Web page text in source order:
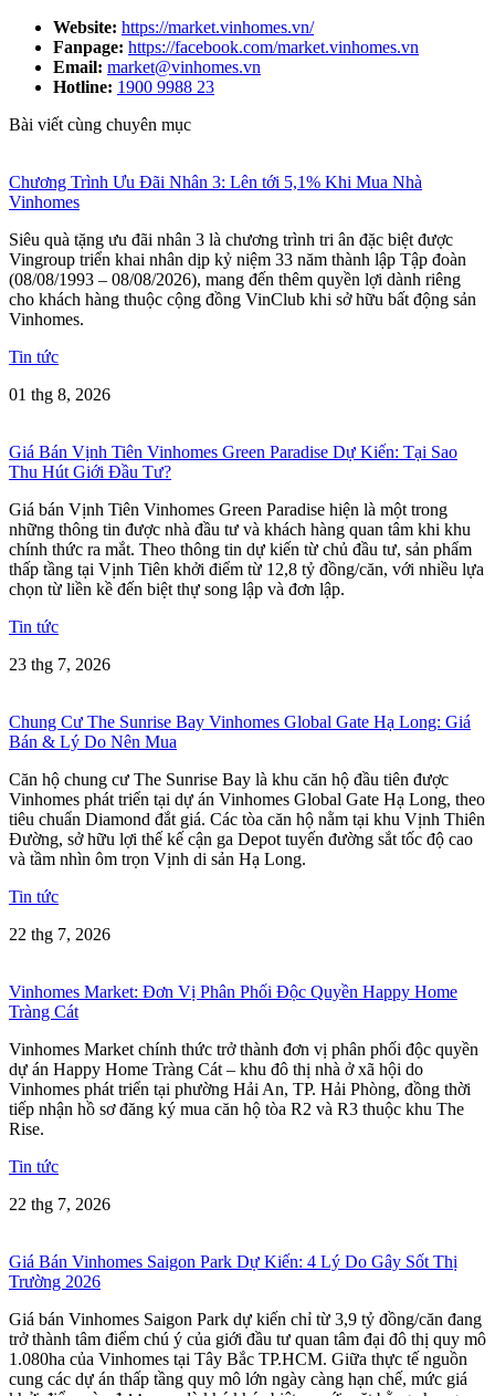
Website: https://market.vinhomes.vn/
Fanpage: https://facebook.com/market.vinhomes.vn
Email: market@vinhomes.vn
Hotline: 1900 9988 23
Bài viết cùng chuyên mục
Chương Trình Ưu Đãi Nhân 3: Lên tới 5,1% Khi Mua Nhà
Vinhomes
Siêu quà tặng ưu đãi nhân 3 là chương trình tri ân đặc biệt được
Vingroup triển khai nhân dịp kỷ niệm 33 năm thành lập Tập đoàn
(08/08/1993 – 08/08/2026), mang đến thêm quyền lợi dành riêng
cho khách hàng thuộc cộng đồng VinClub khi sở hữu bất động sản
Vinhomes.
Tin tức
01 thg 8, 2026
Giá Bán Vịnh Tiên Vinhomes Green Paradise Dự Kiến: Tại Sao
Thu Hút Giới Đầu Tư?
Giá bán Vịnh Tiên Vinhomes Green Paradise hiện là một trong
những thông tin được nhà đầu tư và khách hàng quan tâm khi khu
chính thức ra mắt. Theo thông tin dự kiến từ chủ đầu tư, sản phẩm
thấp tầng tại Vịnh Tiên khởi điểm từ 12,8 tỷ đồng/căn, với nhiều lựa
chọn từ liền kề đến biệt thự song lập và đơn lập.
Tin tức
23 thg 7, 2026
Chung Cư The Sunrise Bay Vinhomes Global Gate Hạ Long: Giá
Bán & Lý Do Nên Mua
Căn hộ chung cư The Sunrise Bay là khu căn hộ đầu tiên được
Vinhomes phát triển tại dự án Vinhomes Global Gate Hạ Long, theo
tiêu chuẩn Diamond đắt giá. Các tòa căn hộ nằm tại khu Vịnh Thiên
Đường, sở hữu lợi thế kế cận ga Depot tuyến đường sắt tốc độ cao
và tầm nhìn ôm trọn Vịnh di sản Hạ Long.
Tin tức
22 thg 7, 2026
Vinhomes Market: Đơn Vị Phân Phối Độc Quyền Happy Home
Tràng Cát
Vinhomes Market chính thức trở thành đơn vị phân phối độc quyền
dự án Happy Home Tràng Cát – khu đô thị nhà ở xã hội do
Vinhomes phát triển tại phường Hải An, TP. Hải Phòng, đồng thời
tiếp nhận hồ sơ đăng ký mua căn hộ tòa R2 và R3 thuộc khu The
Rise.
Tin tức
22 thg 7, 2026
Giá Bán Vinhomes Saigon Park Dự Kiến: 4 Lý Do Gây Sốt Thị
Trường 2026
Giá bán Vinhomes Saigon Park dự kiến chỉ từ 3,9 tỷ đồng/căn đang
trở thành tâm điểm chú ý của giới đầu tư quan tâm đại đô thị quy mô
1.080ha của Vinhomes tại Tây Bắc TP.HCM. Giữa thực tế nguồn
cung các dự án thấp tầng quy mô lớn ngày càng hạn chế, mức giá